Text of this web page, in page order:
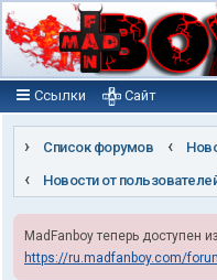
Ссылки Сайт
Список форумов
Новости от
MadFanboy теперь доступен
https://ru.madfanboy.com/